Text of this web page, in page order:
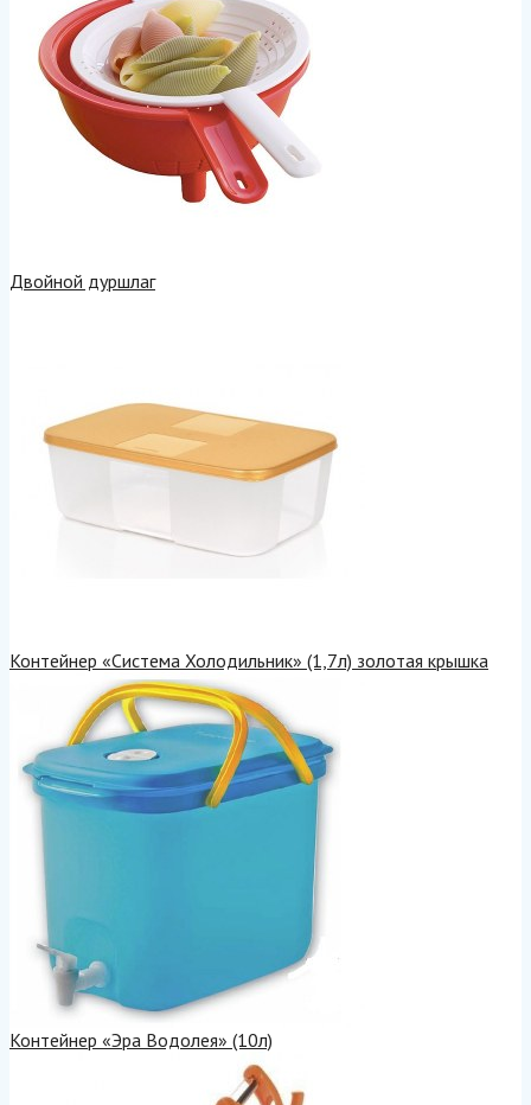
Двойной дуршлаг
Контейнер «Система Холодильник» (1,7л) золотая крышка
Контейнер «Эра Водолея» (10л)